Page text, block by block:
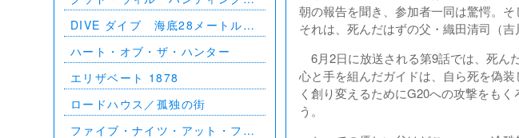
朝の報告を聞き、参加者一同は驚愕。
それは、死んだはずの父・織田清司（吉
6月2日に放送される第9話では、死ん
心と手を組んだガイドは、自ら死を偽
く創り変えるためにG20への攻撃をも
う。
旅立ち
DIVE ダイブ 海底28メートルの
絶望
ハート・オブ・ザ・ハンター
エリザベート 1878
ロードハウス／孤独の街
ファイブ・ナイツ・アット・フレ